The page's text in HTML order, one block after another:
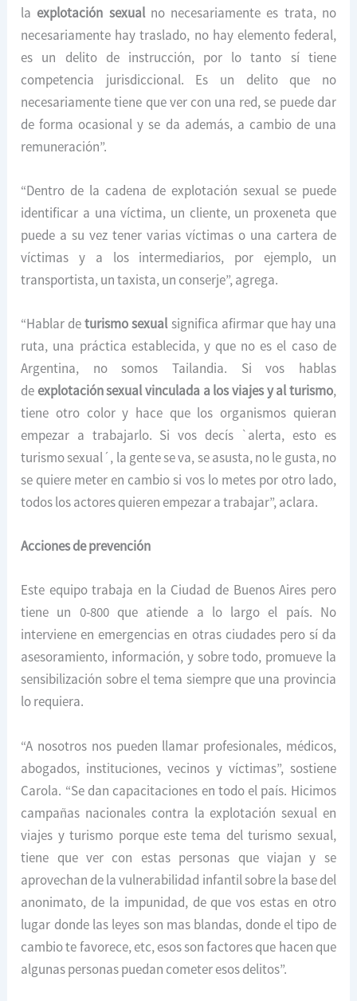
la explotación sexualno necesariamente es trata, no
necesariamente hay traslado, no hay elemento federal,
es un delito de instrucción, por lo tanto sí tiene
competencia jurisdiccional. Es un delito que no
necesariamente tiene que ver con una red, se puede dar
de forma ocasional y se da además, a cambio de una
remuneración”.
“Dentro de la cadena de explotación sexual se puede
identificar a una víctima, un cliente, un proxeneta que
puede a su vez tener varias víctimas o una cartera de
víctimas y a los intermediarios, por ejemplo, un
transportista, un taxista, un conserje”, agrega.
“Hablar deturismo sexualsignifica afirmar que hay una
ruta, una práctica establecida, y que no es el caso de
Argentina, no somos Tailandia. Si vos hablas
de explotación sexual vinculada a los viajes y al turismo,
tiene otro color y hace que los organismos quieran
empezar a trabajarlo. Si vos decís `alerta, esto es
turismo sexual´, la gente se va, se asusta, no le gusta, no
se quiere meter en cambio si vos lo metes por otro lado,
todos los actores quieren empezar a trabajar”, aclara.
Acciones de prevención
Este equipo trabaja en la Ciudad de Buenos Aires pero
tiene un 0-800 que atiende a lo largo el país. No
interviene en emergencias en otras ciudades pero sí da
asesoramiento, información, y sobre todo, promueve la
sensibilización sobre el tema siempre que una provincia
lo requiera.
“A nosotros nos pueden llamar profesionales, médicos,
abogados, instituciones, vecinos y víctimas”, sostiene
Carola. “Se dan capacitaciones en todo el país. Hicimos
campañas nacionales contra la explotación sexual en
viajes y turismo porque este tema del turismo sexual,
tiene que ver con estas personas que viajan y se
aprovechan de la vulnerabilidad infantil sobre la base del
anonimato, de la impunidad, de que vos estas en otro
lugar donde las leyes son mas blandas, donde el tipo de
cambio te favorece, etc, esos son factores que hacen que
algunas personas puedan cometer esos delitos”.